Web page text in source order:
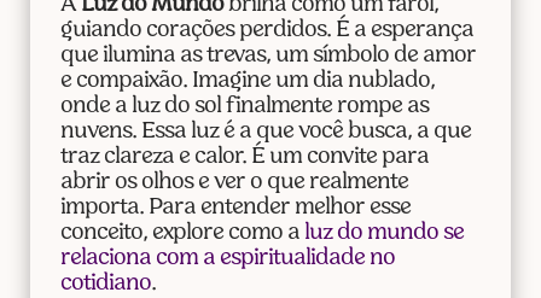
A Luz do Mundobrilha como um farol,
guiando corações perdidos. É a esperança
que ilumina as trevas, um símbolo de amor
e compaixão. Imagine um dia nublado,
onde a luz do sol finalmente rompe as
nuvens. Essa luz é a que você busca, a que
traz clareza e calor. É um convite para
abrir os olhos e ver o que realmente
importa. Para entender melhor esse
conceito, explore como a luz do mundo se
relaciona com a espiritualidade no
cotidiano.